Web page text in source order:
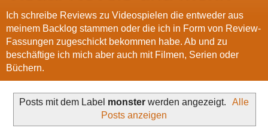
Ich schreibe Reviews zu Videospielen die entweder aus
meinem Backlog stammen oder die ich in Form von Review-
Fassungen zugeschickt bekommen habe. Ab und zu
beschäftige ich mich aber auch mit Filmen, Serien oder
Büchern.
Posts mit dem Label monsterwerden angezeigt.
Alle
Posts anzeigen